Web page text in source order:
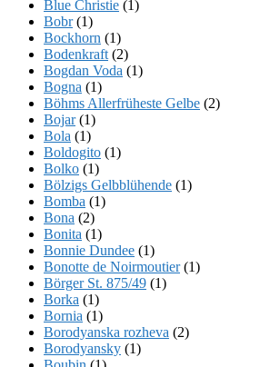
Blue Christie (1)
Bobr(1)
Bockhorn (1)
Bodenkraft (2)
Bogdan Voda (1)
Bogna (1)
Böhms Allerfrüheste Gelbe (2)
Bojar(1)
Bola (1)
Boldogito (1)
Bolko (1)
Bölzigs Gelbblühende (1)
Bomba (1)
Bona (2)
Bonita (1)
Bonnie Dundee (1)
Bonotte de Noirmoutier(1)
Börger St. 875/49 (1)
Borka (1)
Bornia (1)
Borodyanska rozheva (2)
Borodyansky (1)